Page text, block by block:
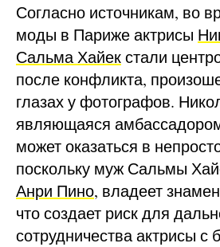
Согласно источникам, во
моды в Париже актрисы
Сальма Хайекстали
после конфликта,
глазах у фотографов.
являющаяся
может оказаться в
поскольку муж Сальмы
Анри Пино, владеет
что создает риск для
сотрудничества актрисы с